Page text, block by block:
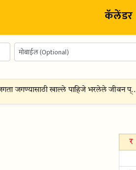
कॅलेंडर
जगण्यासाठी खाल्ले पाहिजे भरलेले जीवन प्…(
र